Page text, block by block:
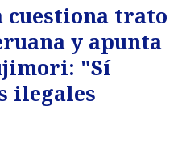
cuestiona trato
y apunta
"Sí
ilegales